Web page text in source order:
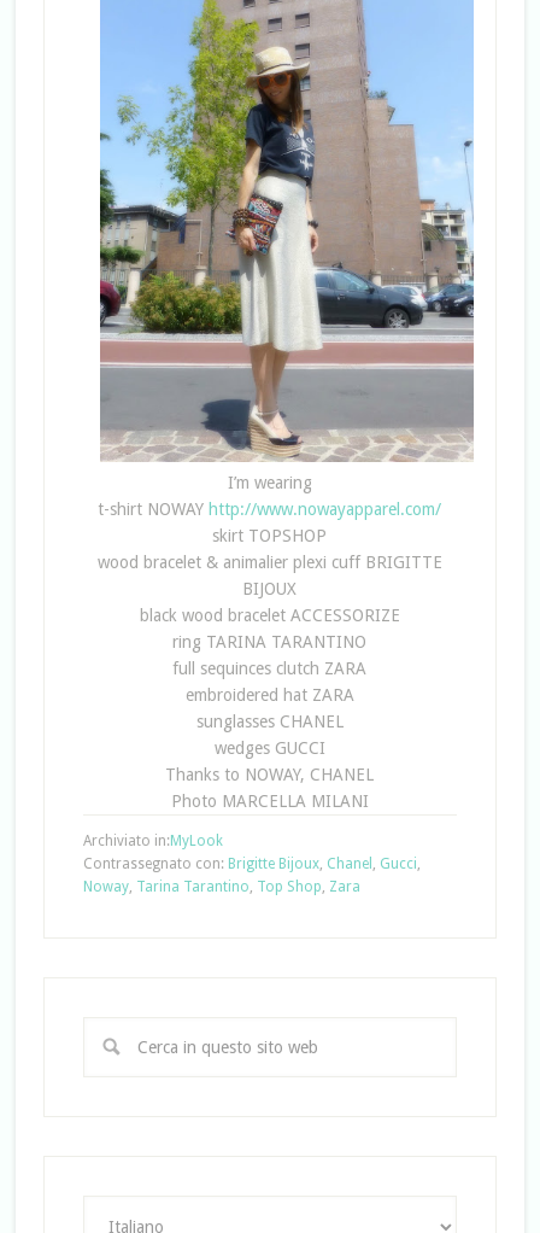
I’m wearing
t-shirt NOWAY http://www.nowayapparel.com/
skirt TOPSHOP
wood bracelet & animalier plexi cuff BRIGITTE
BIJOUX
black wood bracelet ACCESSORIZE
ring TARINA TARANTINO
full sequinces clutch ZARA
embroidered hat ZARA
sunglasses CHANEL
wedges GUCCI
Thanks to NOWAY, CHANEL
Photo MARCELLA MILANI
Archiviato in:MyLook
Contrassegnato con: Brigitte Bijoux, Chanel , Gucci,
Noway, Tarina Tarantino, Top Shop, Zara